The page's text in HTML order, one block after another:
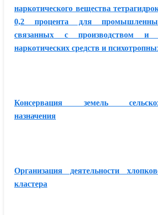
наркотического вещества
0,2 процента для
связанных с производством и
наркотических средств и
Консервация земель
назначения
Организация деятельности
кластера